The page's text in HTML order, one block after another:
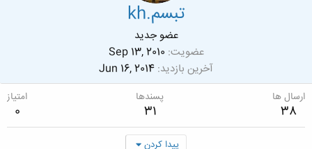
تبسم.kh
عضو جدید
عضویت Sep 13, 2010
آخرین بازدید Jun 16, 2014
ارسال ها
38
پسندها
31
امتیاز
0
پیدا کردن